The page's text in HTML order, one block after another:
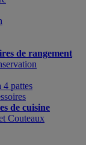
de rangement
4 pattes
de cuisine
Couteaux